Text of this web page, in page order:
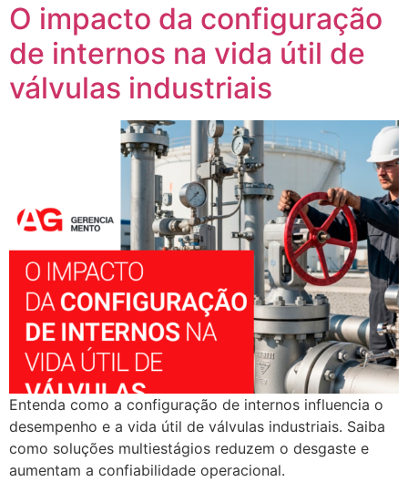
O impacto da configuração
de internos na vida útil de
válvulas industriais
Entenda como a configuração de internos influencia o
desempenho e a vida útil de válvulas industriais. Saiba
como soluções multiestágios reduzem o desgaste e
aumentam a confiabilidade operacional.